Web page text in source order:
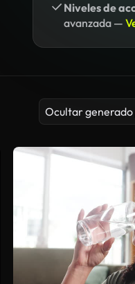
Niveles de
avanzada —
Ocultar generado